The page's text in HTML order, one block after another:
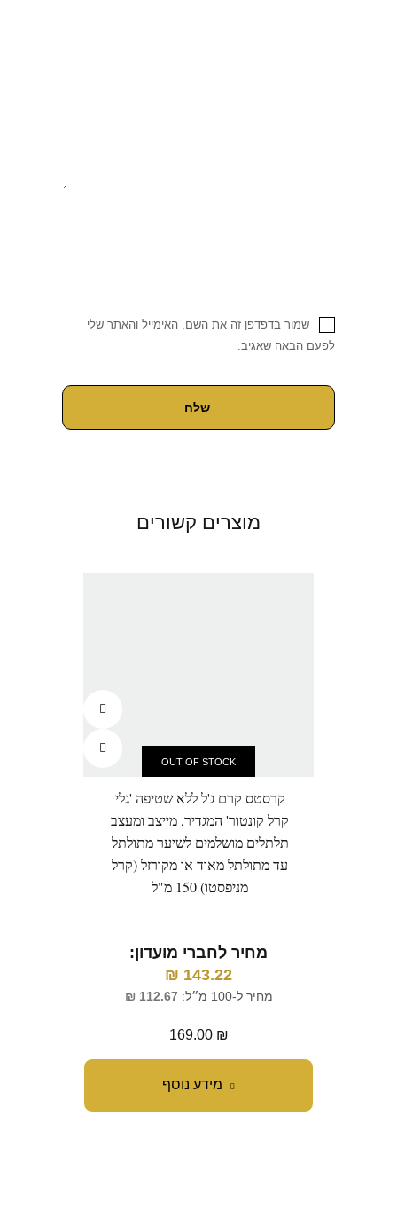
שמור בדפדפן זה את השם, האימייל והאתר שלי
לפעם הבאה שאגיב.
מוצרים קשורים
OUT OF STOCK
מידע נוסף
קרסטס קרם ג'ל ללא שטיפה 'גלי
קרל קונטור' המגדיר, מייצב ומעצב
תלתלים מושלמים לשיער מתולתל
עד מתולתל מאוד או מקורזל (קרל
מניפסטו) 150 מ"ל
מחיר לחברי מועדון:
143.22
₪
מחיר ל-100 מ״ל: 112.67
₪
169.00 ₪